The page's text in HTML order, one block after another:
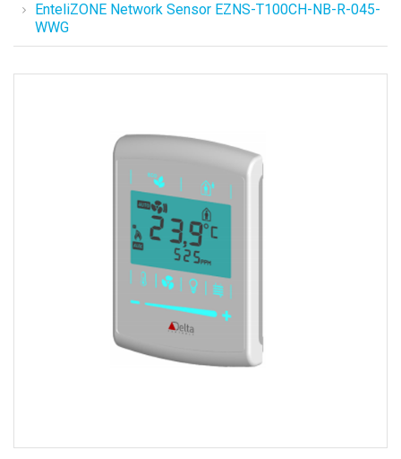
EnteliZONE Network Sensor EZNS-T100CH-NB-R-045-
WWG